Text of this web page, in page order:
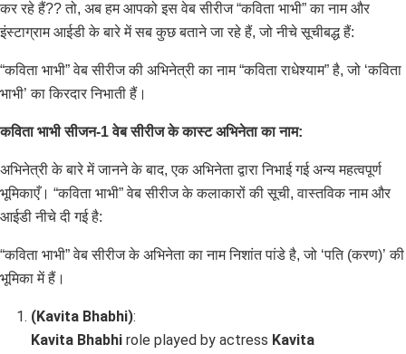
कर रहे हैं?? तो, अब हम आपको इस वेब सीरीज “कविता भाभी” का नाम और
इंस्टाग्राम आईडी के बारे में सब कुछ बताने जा रहे हैं, जो नीचे सूचीबद्ध हैं:
“कविता भाभी” वेब सीरीज की अभिनेत्री का नाम “कविता राधेश्याम” है, जो ‘कविता
भाभी’ का किरदार निभाती हैं।
कविता भाभी सीजन-1 वेब सीरीज के कास्ट अभिनेता का नाम:
अभिनेत्री के बारे में जानने के बाद, एक अभिनेता द्वारा निभाई गई अन्य महत्वपूर्ण
भूमिकाएँ। “कविता भाभी” वेब सीरीज के कलाकारों की सूची, वास्तविक नाम और
आईडी नीचे दी गई है:
“कविता भाभी” वेब सीरीज के अभिनेता का नाम निशांत पांडे है, जो ‘पति (करण)’ की
भूमिका में हैं।
(Kavita Bhabhi):
Kavita Bhabhi role played by actress Kavita